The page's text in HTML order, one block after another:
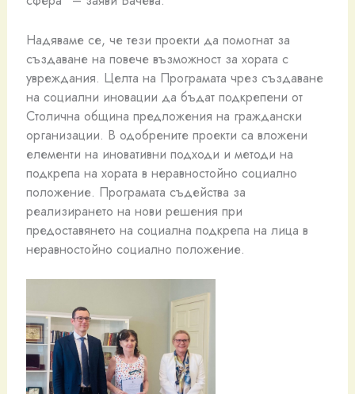
Надяваме се, че тези проекти да помогнат за
създаване на повече възможност за хората с
увреждания. Целта на Програмата чрез създаване
на социални иновации да бъдат подкрепени от
Столична община предложения на граждански
организации. В одобрените проекти са вложени
елементи на иновативни подходи и методи на
подкрепа на хората в неравностойно социално
положение. Програмата съдейства за
реализирането на нови решения при
предоставянето на социална подкрепа на лица в
неравностойно социално положение.